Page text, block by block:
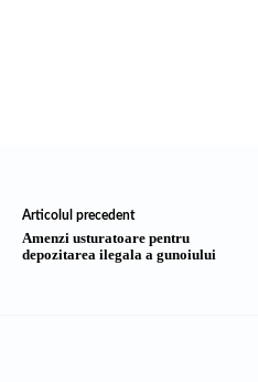
Articolul precedent
Amenzi usturatoare pentru
depozitarea ilegala a gunoiului